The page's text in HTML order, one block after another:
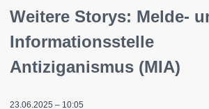
Weitere Storys: Melde-
Informationsstelle
Antiziganismus (MIA)
23.06.2025 – 10:05